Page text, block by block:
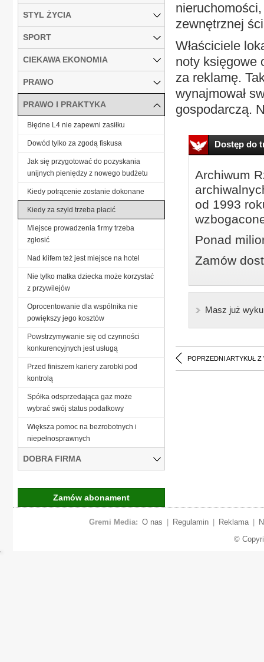
zewnętrznej
Właściciele
noty księgowe
za reklamę.
wynajmował
gospodarczą.
Dostęp do
Archiwum
od 1993
Ponad
Zamów
Masz już
POPRZEDNI ARTYKUŁ Z
STYL ŻYCIA
SPORT
CIEKAWA EKONOMIA
PRAWO
PRAWO I PRAKTYKA
Błędne L4 nie zapewni zasiłku
Dowód tylko za zgodą fiskusa
Jak się przygotować do pozyskania
unijnych pieniędzy z nowego budżetu
Kiedy potrącenie zostanie dokonane
Kiedy za szyld trzeba płacić
Miejsce prowadzenia firmy trzeba
zgłosić
Nad klifem też jest miejsce na hotel
Nie tylko matka dziecka może korzystać
z przywilejów
Oprocentowanie dla wspólnika nie
powiększy jego kosztów
Powstrzymywanie się od czynności
konkurencyjnych jest usługą
Przed finiszem kariery zarobki pod
kontrolą
Spółka odsprzedająca gaz może
wybrać swój status podatkowy
Większa pomoc na bezrobotnych i
niepełnosprawnych
DOBRA FIRMA
Zamów abonament
Gremi Media: O nas Regulamin Reklama
©